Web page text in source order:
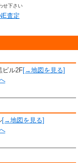
せ下さい
査定
ビル2F[→地図を見る]
[→地図を見る]